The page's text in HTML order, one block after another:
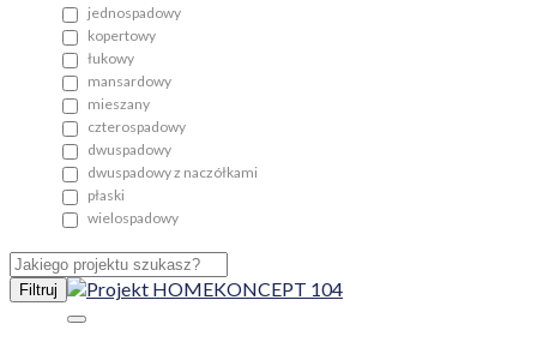
jednospadowy
kopertowy
łukowy
mansardowy
mieszany
czterospadowy
dwuspadowy
dwuspadowy z naczółkami
płaski
wielospadowy
Filtruj